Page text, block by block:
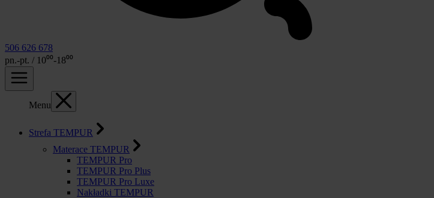
506 626 678
pn.-pt. / 10⁰⁰-18⁰⁰
Menu
Strefa TEMPUR
Materace TEMPUR
TEMPUR Pro
TEMPUR Pro Plus
TEMPUR Pro Luxe
Nakładki TEMPUR